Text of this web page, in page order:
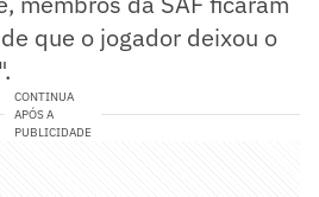
que o jogador deixou o
CONTINUA
APÓS A
PUBLICIDADE